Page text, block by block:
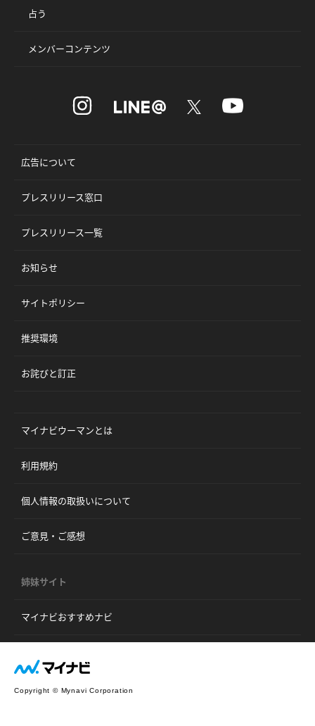
占う
メンバーコンテンツ
広告について
プレスリリース窓口
プレスリリース一覧
お知らせ
サイトポリシー
推奨環境
お詫びと訂正
マイナビウーマンとは
利用規約
個人情報の取扱いについて
ご意見・ご感想
姉妹サイト
マイナビおすすめナビ
Copyright © Mynavi Corporation